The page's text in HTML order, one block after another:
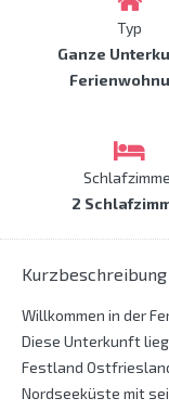
Typ
Ganze
2
Willkommen in der
Diese Unterkunft
Festland
Nordseeküste mit